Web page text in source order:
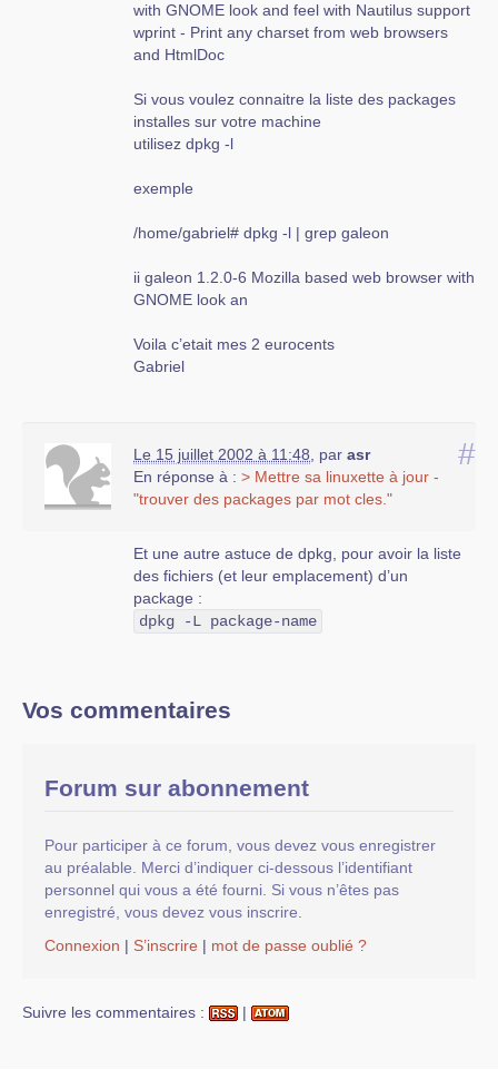
with GNOME look and feel with Nautilus support
wprint - Print any charset from web browsers
and HtmlDoc
Si vous voulez connaitre la liste des packages
installes sur votre machine
utilisez dpkg -l
exemple
/home/gabriel# dpkg -l | grep galeon
ii galeon 1.2.0-6 Mozilla based web browser with
GNOME look an
Voila c’etait mes 2 eurocents
Gabriel
#
Le 15 juillet 2002 à 11:48 par asr
En réponse à : > Mettre sa linuxette à jour -
"trouver des packages par mot cles."
Et une autre astuce de dpkg, pour avoir la liste
des fichiers (et leur emplacement) d’un
package :
dpkg -L package-name
Vos commentaires
Forum sur abonnement
Pour participer à ce forum, vous devez vous enregistrer
au préalable. Merci d’indiquer ci-dessous l’identifiant
personnel qui vous a été fourni. Si vous n’êtes pas
enregistré, vous devez vous inscrire.
Connexion | S’inscrire | mot de passe oublié ?
Suivre les commentaires : |